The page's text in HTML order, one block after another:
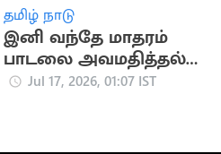
தமிழ் நாடு
இனி வந்தே மாதரம்
பாடலை அவமதித்தல்
தண்டனை நிச்சயம்
Jul 17, 2026, 01:07 IST